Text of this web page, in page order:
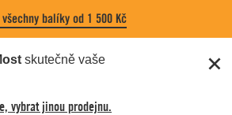
balíky od 1 500 Kč
skutečně vaše
vybrat jinou prodejnu.